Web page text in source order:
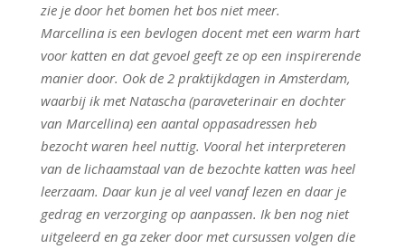
zie je door het bomen het bos niet meer.
Marcellina is een bevlogen docent met een warm hart
voor katten en dat gevoel geeft ze op een inspirerende
manier door. Ook de 2 praktijkdagen in Amsterdam,
waarbij ik met Natascha (paraveterinair en dochter
van Marcellina) een aantal oppasadressen heb
bezocht waren heel nuttig. Vooral het interpreteren
van de lichaamstaal van de bezochte katten was heel
leerzaam. Daar kun je al veel vanaf lezen en daar je
gedrag en verzorging op aanpassen. Ik ben nog niet
uitgeleerd en ga zeker door met cursussen volgen die